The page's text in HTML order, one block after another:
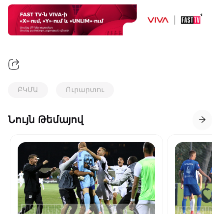
ԲԿՄԱ Ուրարտու
Նույն Թեմայով